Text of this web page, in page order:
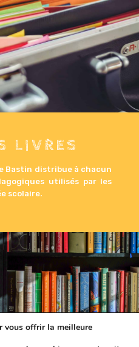
LIVRES
Bastin distribue à chacun
utilisés par les
scolaire.
vous offrir la meilleure